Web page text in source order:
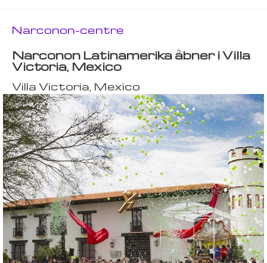
Narconon-centre
Narconon Latinamerika åbner i Villa
Victoria, Mexico
Villa Victoria, Mexico